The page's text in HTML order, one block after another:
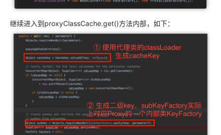
继续进入到proxyClassCache.get()方法内部，如下：